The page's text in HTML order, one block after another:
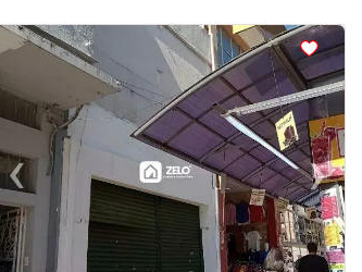
<<<
‹Previous ›Next